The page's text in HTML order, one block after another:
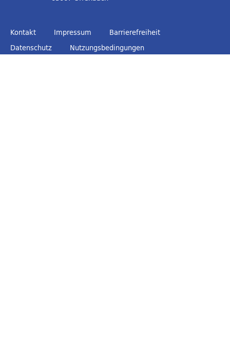
Kontakt Impressum
Barrierefreiheit
Datenschutz
Nutzungsbedingungen